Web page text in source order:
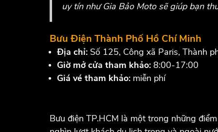
uy tín như Gia Bảo Moto sẽ giúp bạn
Bưu Điện Thành Phố Hồ Chí Minh
Địa chỉ: Số 125, Công xã Paris, Thành
Giờ mở cửa tham khảo: 8:00-17:00
Giá vé tham khảo: miễn phí
Bưu điện TP.HCM là một trong những